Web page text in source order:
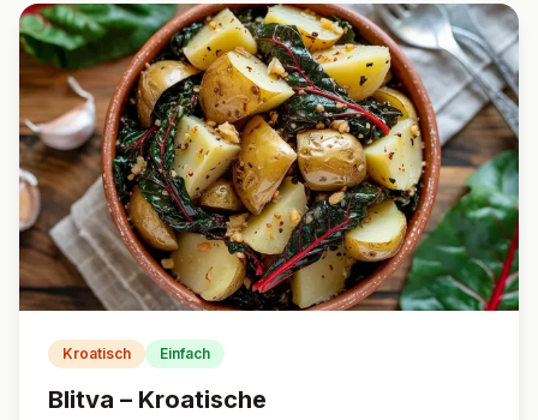
Kroatisch Einfach
Blitva – Kroatische